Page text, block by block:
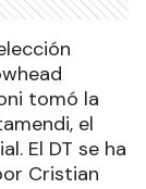
tomó la
el
El DT se ha
Cristian